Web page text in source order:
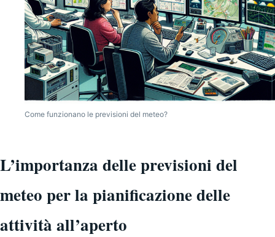
Come funzionano le previsioni del meteo?
L’importanza delle previsioni del
meteo per la pianificazione delle
attività all’aperto